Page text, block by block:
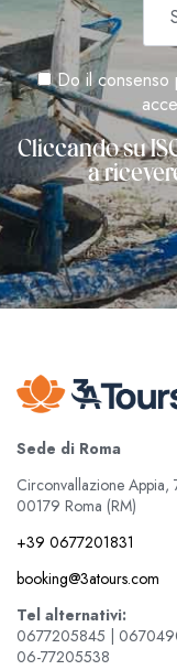
Do il consenso
Cliccando su
a
Sede di Roma
Circonvallazione Appia,
00179 Roma (RM)
+39 0677201831
booking@3atours.com
Tel alternativi:
0677205845 |
06-77205538